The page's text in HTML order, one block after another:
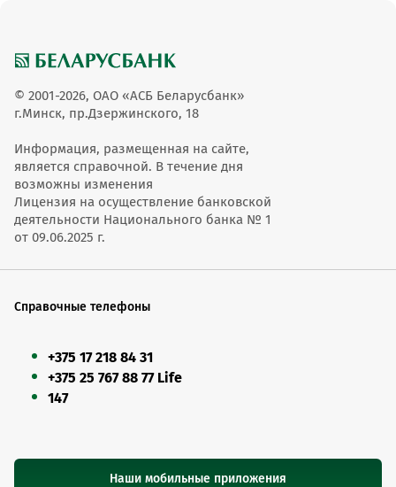
© 2001-2026, ОАО «АСБ Беларусбанк»
г.Минск, пр.Дзержинского, 18
Информация, размещенная на сайте,
является справочной. В течение дня
возможны изменения
Лицензия на осуществление банковской
деятельности Национального банка № 1
от 09.06.2025 г.
Справочные телефоны
+375 17 218 84 31
+375 25 767 88 77 Life
147
Наши мобильные приложения